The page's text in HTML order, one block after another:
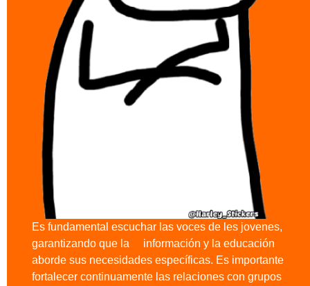
Es fundamental escuchar las voces de les jovenes,
garantizando que la información y la educación
aborde sus necesidades específicas. Es importante
fortalecer continuamente las relaciones con grupos